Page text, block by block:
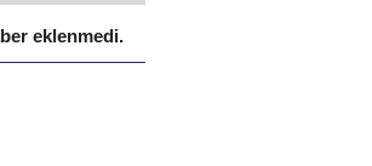
eklenmedi.